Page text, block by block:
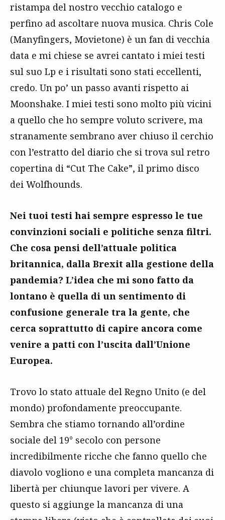
ristampa del nostro vecchio catalogo e
perfino ad ascoltare nuova musica. Chris Cole
(Manyfingers, Movietone) è un fan di vecchia
data e mi chiese se avrei cantato i miei testi
sul suo Lp e i risultati sono stati eccellenti,
credo. Un po’ un passo avanti rispetto ai
Moonshake. I miei testi sono molto più vicini
a quello che ho sempre voluto scrivere, ma
stranamente sembrano aver chiuso il cerchio
con l’estratto del diario che si trova sul retro
copertina di “Cut The Cake”, il primo disco
dei Wolfhounds.
Nei tuoi testi hai sempre espresso le tue
convinzioni sociali e politiche senza filtri.
Che cosa pensi dell’attuale politica
britannica, dalla Brexit alla gestione della
pandemia? L’idea che mi sono fatto da
lontano è quella di un sentimento di
confusione generale tra la gente, che
cerca soprattutto di capire ancora come
venire a patti con l’uscita dall’Unione
Europea.
Trovo lo stato attuale del Regno Unito (e del
mondo) profondamente preoccupante.
Sembra che stiamo tornando all’ordine
sociale del 19° secolo con persone
incredibilmente ricche che fanno quello che
diavolo vogliono e una completa mancanza di
libertà per chiunque lavori per vivere. A
questo si aggiunge la mancanza di una